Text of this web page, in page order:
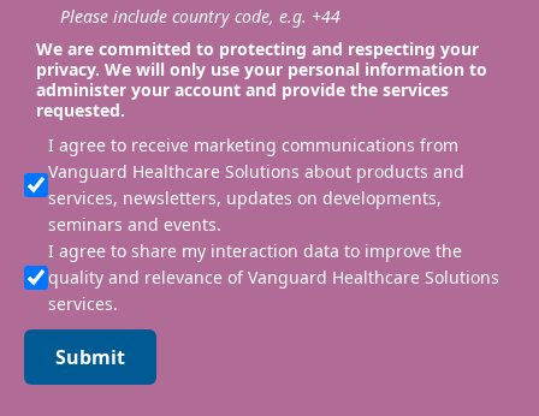
Please include country code, e.g. +44
We are committed to protecting and respecting your
privacy. We will only use your personal information to
administer your account and provide the services
requested.
I agree to receive marketing communications from
Vanguard Healthcare Solutions about products and
services, newsletters, updates on developments,
seminars and events.
I agree to share my interaction data to improve the
quality and relevance of Vanguard Healthcare Solutions
services.
Submit